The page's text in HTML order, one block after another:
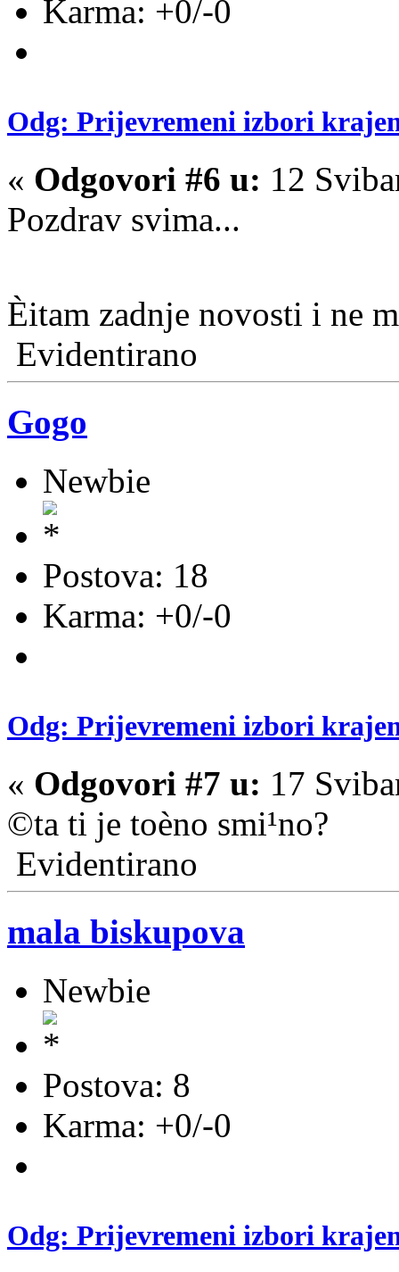
Karma: +0/-0
Odg: Prijevremeni izbori
« Odgovori #6 u: 12
Pozdrav svima...
Èitam zadnje novosti i ne
Evidentirano
Gogo
Newbie
Postova: 18
Karma: +0/-0
Odg: Prijevremeni izbori
« Odgovori #7 u: 17
©ta ti je toèno smi¹no?
Evidentirano
mala biskupova
Newbie
Postova: 8
Karma: +0/-0
Odg: Prijevremeni izbori